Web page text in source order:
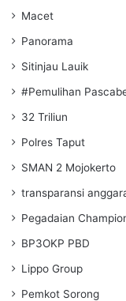
Macet
Panorama
Sitinjau Lauik
#Pemulihan
32 Triliun
Polres Taput
SMAN 2 Mojokerto
transparansi
Pegadaian
BP3OKP PBD
Lippo Group
Pemkot Sorong